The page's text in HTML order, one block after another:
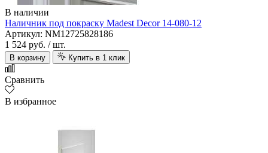
В наличии
Наличник под покраску Madest Decor 14-080-12
Артикул: NM12725828186
1 524 руб. / шт.
В корзину Купить в 1 клик
Сравнить
В избранное